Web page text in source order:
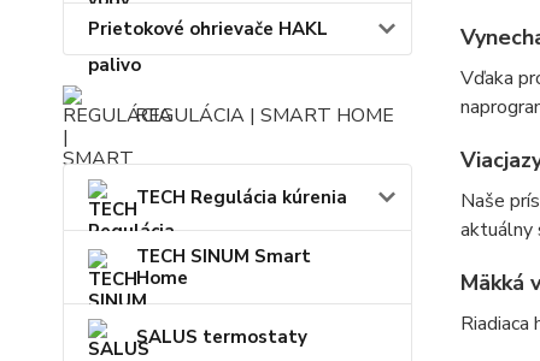
Prietokové ohrievače HAKL
REGULÁCIA | SMART HOME
TECH Regulácia kúrenia
TECH SINUM Smart
Home
SALUS termostaty
Vďaka
Naše
aktuálny
Mäkká